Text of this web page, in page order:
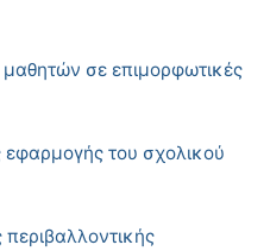
σε επιμορφωτικές
εφαρμογής του σχολικού
περιβαλλοντικής